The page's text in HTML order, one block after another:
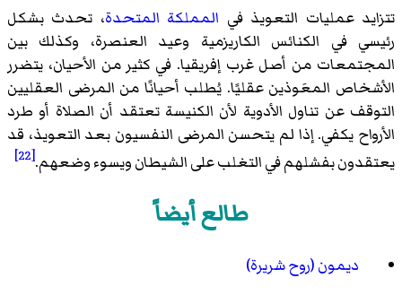
تتزايد عمليات التعويذ في المملكة المتحدة، تحدث بشكل
رئيسي في الكنائس الكاريزمية وعيد العنصرة، وكذلك بين
المجتمعات من أصل غرب إفريقيا. في كثير من الأحيان، يتضرر
الأشخاص المعَوذين عقليًا. يُطلب أحيانًا من المرضى العقليين
التوقف عن تناول الأدوية لأن الكنيسة تعتقد أن الصلاة أو طرد
الأرواح يكفي. إذا لم يتحسن المرضى النفسيون بعد التعويذ، قد
يعتقدون بفشلهم في التغلب على الشيطان ويسوء وضعهم.[22]
طالع أيضاً
ديمون (روح شريرة)